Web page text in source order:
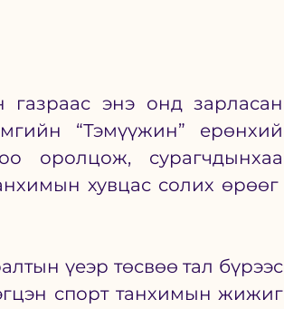
энэ онд зарласан
“Тэмүүжин” ерөнхий
оролцож, сурагчдынхаа
хувцас солих өрөөг
үеэр төсвөө тал бүрээс
спорт танхимын жижиг